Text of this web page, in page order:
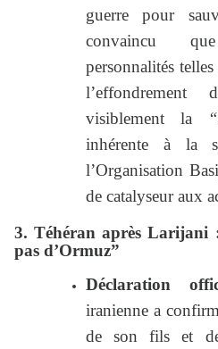
guerre pour
convaincu
personnalités
visiblement la
inhérente à la
l’Organisation
de catalyseur aux
3. Téhéran après Larijani
pas d’Ormuz”
Déclaration
iranienne a
de son fils et